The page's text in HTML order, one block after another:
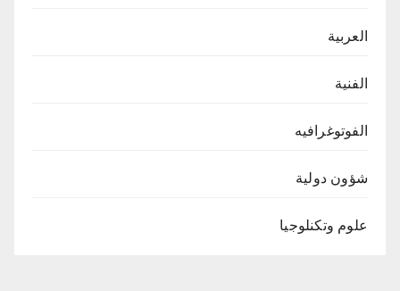
العربية
الفنية
الفوتوغرافيه
شؤون دولية
علوم وتكنلوجيا